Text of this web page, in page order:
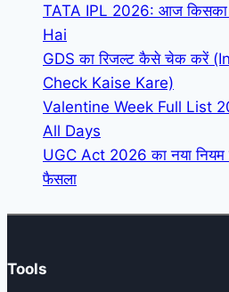
TATA IPL 2026: आज
Hai
GDS का रिजल्ट कैसे चेक करें
Check Kaise Kare)
Valentine Week Full List
All Days
UGC Act 2026 का नया नियम
फैसला
Tools